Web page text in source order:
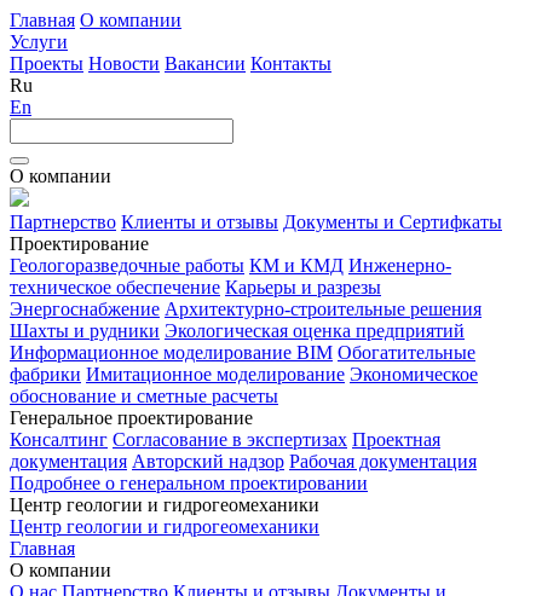
Главная О компании
Услуги
Проекты Новости Вакансии Контакты
Ru
En
О компании
Партнерство Клиенты и отзывы Документы и Сертифкаты
Проектирование
Геологоразведочные работы КМ и КМД Инженерно-
техническое обеспечение Карьеры и разрезы
Энергоснабжение Архитектурно-строительные решения
Шахты и рудники Экологическая оценка предприятий
Информационное моделирование BIM Обогатительные
фабрики Имитационное моделирование Экономическое
обоснование и сметные расчеты
Генеральное проектирование
Консалтинг Согласование в экспертизах Проектная
документация Авторский надзор Рабочая документация
Подробнее о генеральном проектировании
Центр геологии и гидрогеомеханики
Центр геологии и гидрогеомеханики
Главная
О компании
О нас Партнерство Клиенты и отзывы Документы и